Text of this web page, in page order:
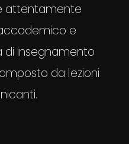
attentamente
e
di insegnamento
da lezioni